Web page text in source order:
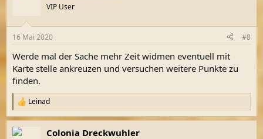
e
:
VIP User
16 Mai 2020 #8
Werde mal der Sache mehr Zeit widmen eventuell mit
Karte stelle ankreuzen und versuchen weitere Punkte zu
finden.
R
e
a
k
Leinad
Colonia Dreckwuhler